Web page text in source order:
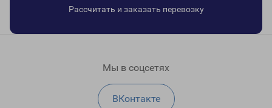
Рассчитать и заказать перевозку
Мы в соцсетях
ВКонтакте